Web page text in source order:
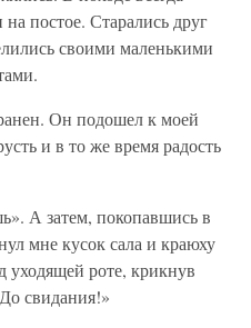
постое. Старались друг
своими маленькими
Он подошел к моей
и в то же время радость
А затем, покопавшись в
мне кусок сала и краюху
уходящей роте, крикнув
свидания!»